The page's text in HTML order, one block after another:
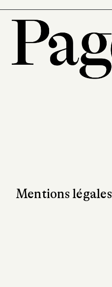
Mentions légales